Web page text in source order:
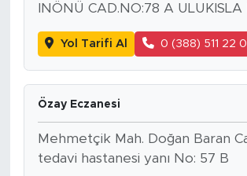
INÖNÜ CAD.NO:78 A ULUKISLA
Yol Tarifi Al 0 (388) 511 22
Özay Eczanesi
Mehmetçik Mah. Doğan Baran
tedavi hastanesi yanı No: 57 B